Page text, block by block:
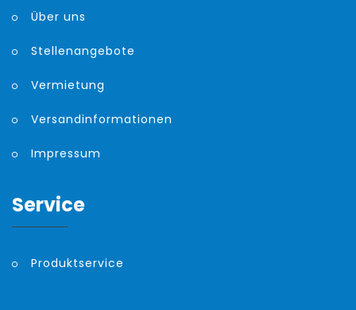
Über uns
Stellenangebote
Vermietung
Versandinformationen
Impressum
Service
Produktservice